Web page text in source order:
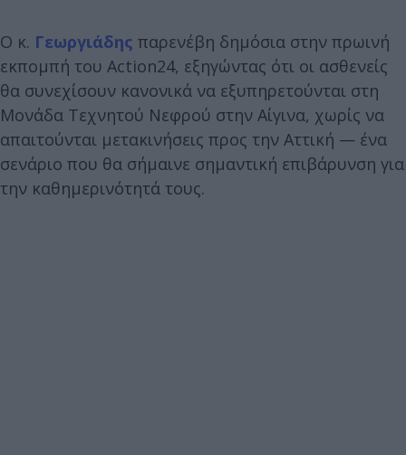
Ο κ. Γεωργιάδης παρενέβη δημόσια στην πρωινή
εκπομπή του Action24, εξηγώντας ότι οι ασθενείς
θα συνεχίσουν κανονικά να εξυπηρετούνται στη
Μονάδα Τεχνητού Νεφρού στην Αίγινα, χωρίς να
απαιτούνται μετακινήσεις προς την Αττική — ένα
σενάριο που θα σήμαινε σημαντική επιβάρυνση για
την καθημερινότητά τους.